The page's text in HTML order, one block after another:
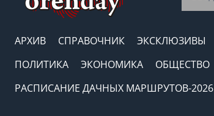
АРХИВ СПРАВОЧНИК ЭКСКЛЮЗИВЫ
ПОЛИТИКА
ЭКОНОМИКА ОБЩЕСТВО
РАСПИСАНИЕ ДАЧНЫХ МАРШРУТОВ-2026